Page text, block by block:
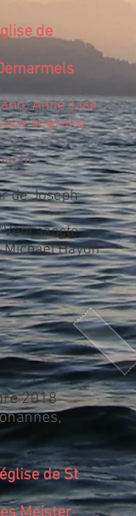
de
Anne-Lise
soprano
de Joseph
sancte
Haydn
2018
de St